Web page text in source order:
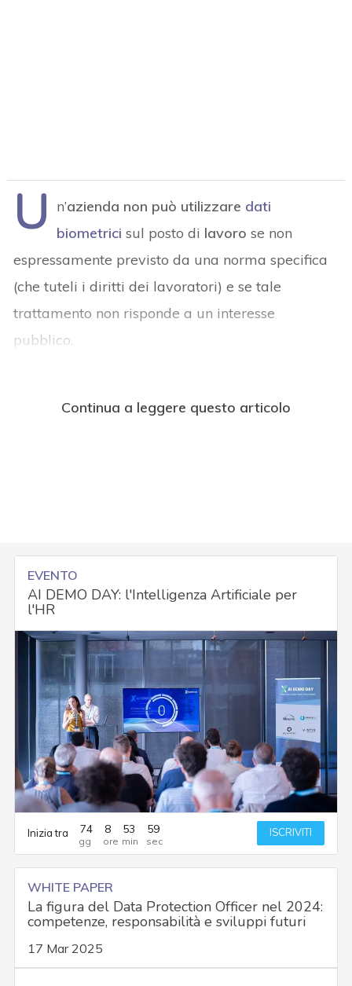
U n’azienda non può utilizzare dati
biometrici sul posto di lavoro se non
espressamente previsto da una norma specifica
(che tuteli i diritti dei lavoratori) e se tale
trattamento non risponde a un interesse
pubblico.
Continua a leggere questo articolo
EVENTO
AI DEMO DAY: l'Intelligenza Artificiale per
l'HR
Inizia tra 74 8 53 58 ISCRIVITI
WHITE PAPER
La figura del Data Protection Officer nel 2024:
competenze, responsabilità e sviluppi futuri
17 Mar 2025